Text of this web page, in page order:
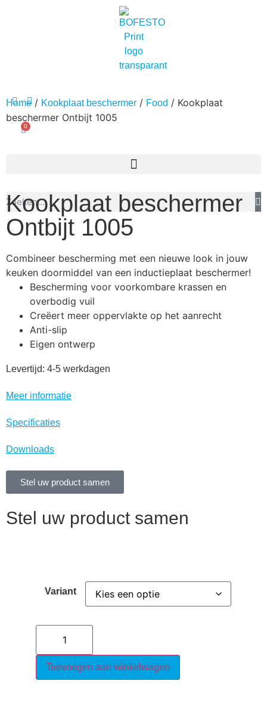
0
Home / Kookplaat beschermer / Food / Kookplaat
beschermer Ontbijt 1005
Kookplaat beschermer
Ontbijt 1005
Combineer bescherming met een nieuwe look in jouw
keuken doormiddel van een inductieplaat beschermer!
Bescherming voor voorkombare krassen en
overbodig vuil
Creëert meer oppervlakte op het aanrecht
Anti-slip
Eigen ontwerp
Levertijd: 4-5 werkdagen
Meer informatie
Specificaties
Downloads
Stel uw product samen
Stel uw product samen
Variant
Toevoegen aan winkelwagen